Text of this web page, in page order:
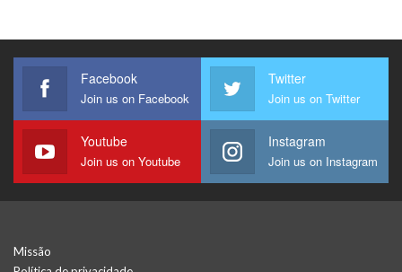
Facebook
Join us on Facebook
Twitter
Join us on Twitter
Youtube
Join us on Youtube
Instagram
Join us on Instagram
Missão